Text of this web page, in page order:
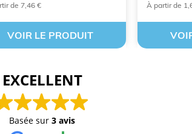
de 7,46 €
VOIR LE PRODUIT
À partir de
EXCELLENT
Basée sur3 avis